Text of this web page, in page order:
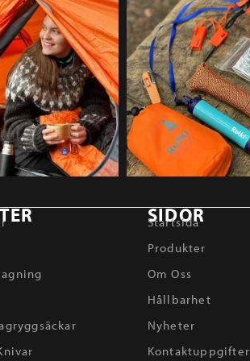
SIDOR
Startsida
Produkter
Om Oss
Hållbarhet
Nyheter
Kontaktuppgifter